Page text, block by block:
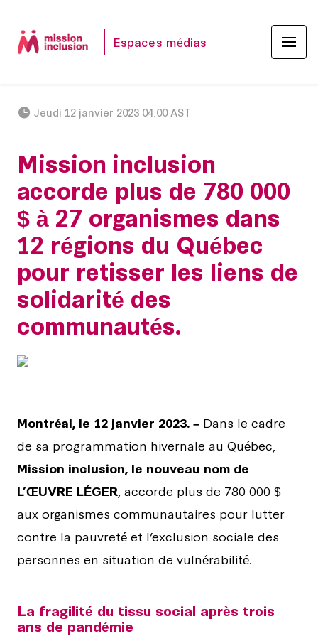
Espaces médias
Jeudi 12 janvier 2023 04:00 AST
Mission inclusion
accorde plus de 780 000
$ à 27 organismes dans
12 régions du Québec
pour retisser les liens de
solidarité des
communautés.
Montréal, le 12 janvier 2023. – Dans le cadre
de sa programmation hivernale au Québec,
Mission inclusion, le nouveau nom de
L’ŒUVRE LÉGER , accorde plus de 780 000 $
aux organismes communautaires pour lutter
contre la pauvreté et l’exclusion sociale des
personnes en situation de vulnérabilité.
La fragilité du tissu social après trois
ans de pandémie